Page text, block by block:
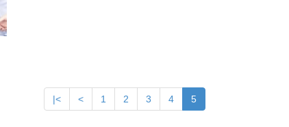
|< < 1 2 3 4 5